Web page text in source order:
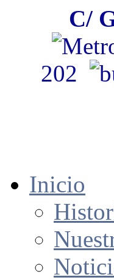
C/
202
Inicio